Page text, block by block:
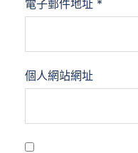
電子郵件地址 *
個人網站網址